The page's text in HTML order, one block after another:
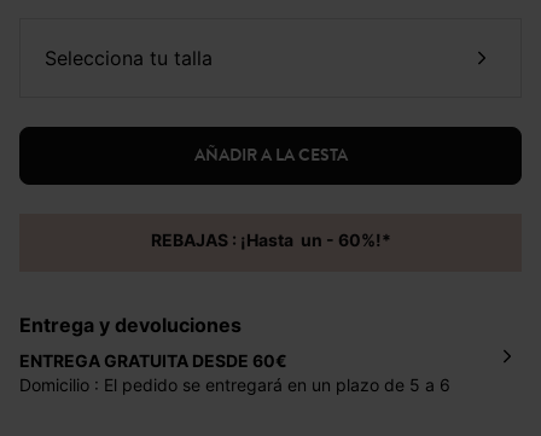
selecciona tu talla
AÑADIR A LA CESTA
REBAJAS : ¡Hasta un - 60%!*
Entrega y devoluciones
ENTREGA GRATUITA DESDE 60€
Domicilio : El pedido se entregará en un plazo de 5 a 6